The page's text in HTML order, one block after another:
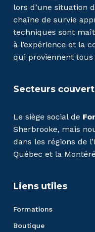
lors d’une situation
chaîne de survie
techniques sont
à l’expérience et la
qui proviennent
Secteurs
Le siège social de
Sherbrooke, mais
dans les régions de
Québec et la
Liens utiles
Formations
Boutique